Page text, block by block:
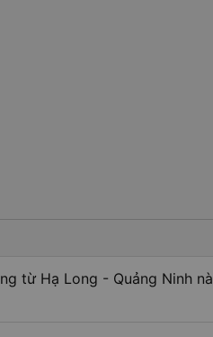
từ Hạ Long - Quảng Ninh